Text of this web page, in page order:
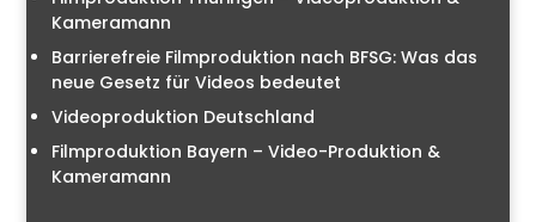
Kameramann
Barrierefreie Filmproduktion nach BFSG: Was das
neue Gesetz für Videos bedeutet
Videoproduktion Deutschland
Filmproduktion Bayern – Video-Produktion &
Kameramann